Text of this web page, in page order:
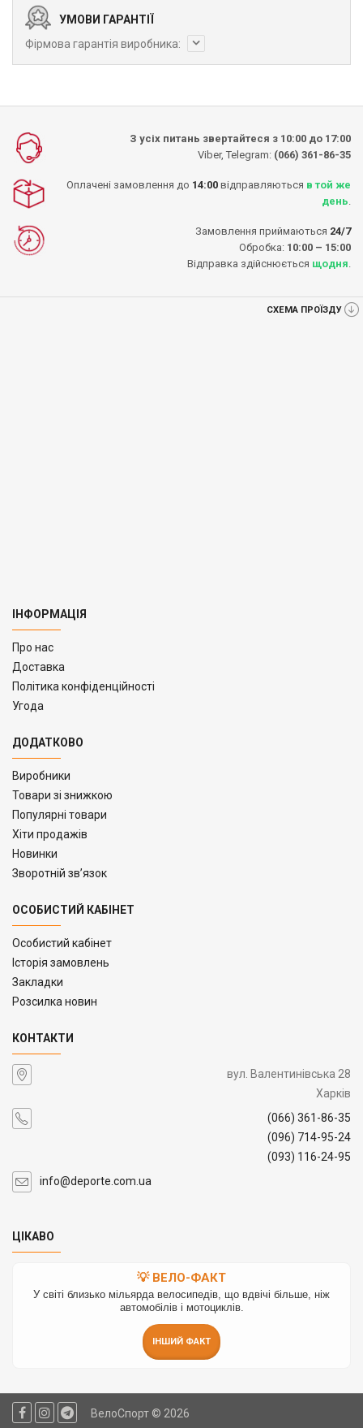
УМОВИ ГАРАНТІЇ
Фірмова гарантія виробника:
З усіх питань звертайтеся з 10:00 до 17:00
Viber, Telegram: (066) 361-86-35
Оплачені замовлення до 14:00 відправляються в той же
день
Замовлення приймаються 24/7
Обробка: 10:00 – 15:00
Відправка здійснюється щодня
СХЕМА ПРОЇЗДУ
ІНФОРМАЦІЯ
Про нас
Доставка
Політика конфіденційності
Угода
ДОДАТКОВО
Виробники
Товари зі знижкою
Популярні товари
Хіти продажів
Новинки
Зворотній зв’язок
ОСОБИСТИЙ КАБІНЕТ
Особистий кабінет
Історія замовлень
Закладки
Розсилка новин
КОНТАКТИ
вул. Валентинівська 28
Харків
(066) 361-86-35
(096) 714-95-24
(093) 116-24-95
info@deporte.com.ua
ЦІКАВО
💡 ВЕЛО-ФАКТ
У світі близько мільярда велосипедів, що вдвічі більше, ніж
автомобілів і мотоциклів.
ІНШИЙ ФАКТ
ВелоСпорт © 2026